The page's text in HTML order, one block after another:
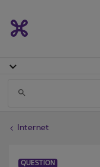
Internet
QUESTION